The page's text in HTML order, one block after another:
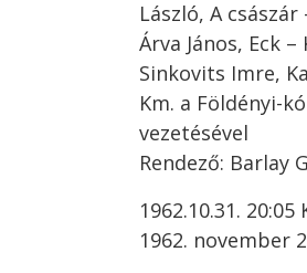
László, A
Árva János, Eck
Sinkovits Imre,
Km. a Földényi-
vezetésével
Rendező: Barlay
1962.10.31. 20:05
1962. november